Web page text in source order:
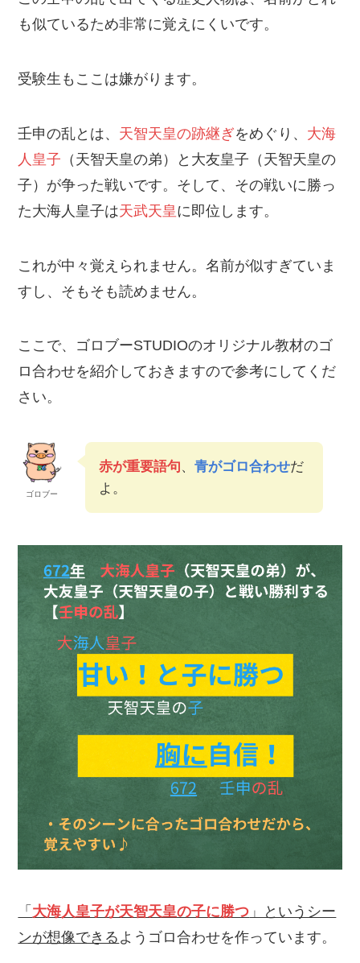
も似ているため非常に覚えにくいです。
受験生もここは嫌がります。
壬申の乱とは、 天智天皇の跡継ぎをめぐり、 大海
人皇子 （天智天皇の弟）と大友皇子（天智天皇の
子）が争った戦いです。そして、その戦いに勝っ
た大海人皇子は天武天皇に即位します。
これが中々覚えられません。名前が似すぎていま
すし、そもそも読めません。
ここで、ゴロブーSTUDIOのオリジナル教材のゴ
ロ合わせを紹介しておきますので参考にしてくだ
さい。
ゴロブー
赤が重要語句、青がゴロ合わせだ
よ。
「 大海人皇子が天智天皇の子に勝つ 」というシー
ンが想像できる ようゴロ合わせを作っています。